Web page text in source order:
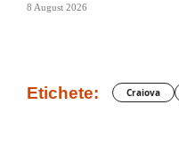
8 August 2026
Etichete: Craiova